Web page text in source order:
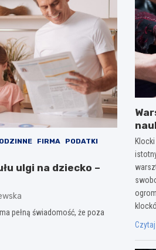
FIRMA
PODATKI
ulgi na dziecko –
pełną świadomość, że poza